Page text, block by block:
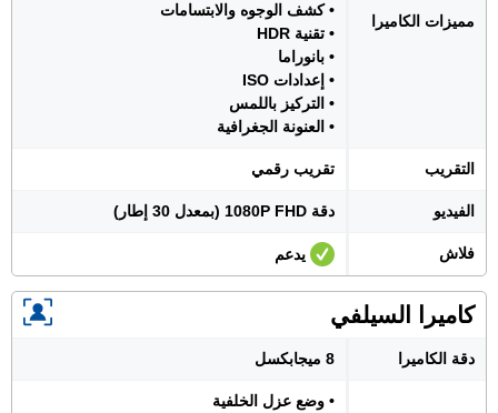
مميزات الكاميرا
• كشف الوجوه والابتسامات
• تقنية HDR
• بانوراما
• إعدادات ISO
• التركيز باللمس
• العنونة الجغرافية
التقريب تقريب رقمي
الفيديو دقة 1080P FHD (بمعدل 30 إطار)
فلاش يدعم
كاميرا السيلفي
دقة الكاميرا 8 ميجابكسل
• وضع عزل الخلفية